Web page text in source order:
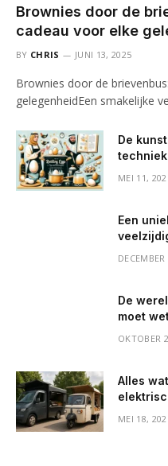
Brownies door de
cadeau voor elke
BY CHRIS JUNI 13, 2025
Brownies door de
gelegenheidEen smakelijke
De
MEI 11,
Een
De
moet
OKTOBER
Alles
MEI 18,